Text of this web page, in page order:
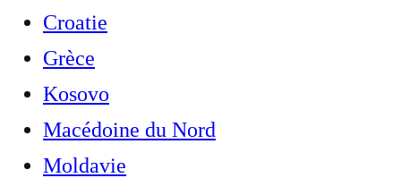
Croatie
Grèce
Kosovo
Macédoine du Nord
Moldavie